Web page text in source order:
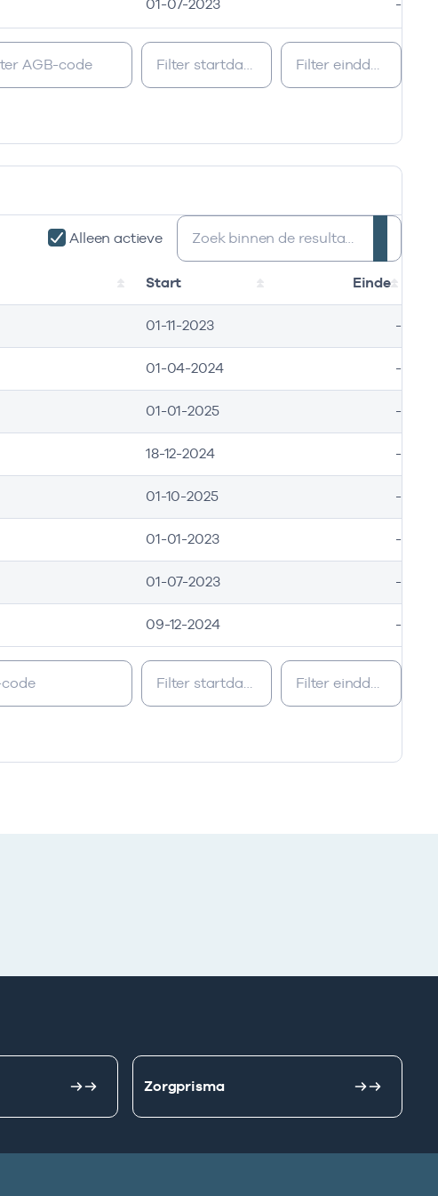
01-07-2023 -
Alleen actieve
Zoeken:
Start Einde
01-11-2023 -
01-04-2024 -
01-01-2025 -
18-12-2024 -
01-10-2025 -
01-01-2023 -
01-07-2023 -
09-12-2024 -
Zorgprisma